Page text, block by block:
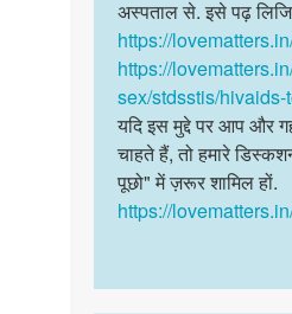
के
बाद
कितने
महिने…
by
अज्ञात
सेक्स/
खून…
अस्पताल से. इसे पढ़
https://
https://
sex/stdsstis/
यदि इस मुद्दे पर आप और
चाहते हैं, तो हमारे
पूछो" में ज़रूर शामिल हों.
https://